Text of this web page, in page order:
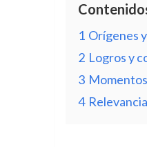
1 Orígenes
2 Logros y
3
4